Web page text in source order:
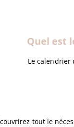
Quel est
Le calendrier
tout le